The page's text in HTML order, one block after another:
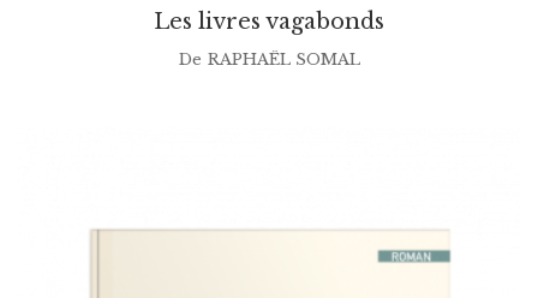
Les livres vagabonds
De RAPHAËL SOMAL